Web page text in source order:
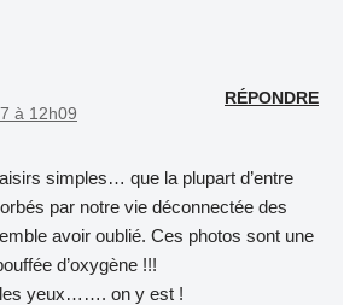
à 12h09
RÉPONDRE
simples… que la plupart d’entre
par notre vie déconnectée des
avoir oublié. Ces photos sont une
d’oxygène !!!
yeux……. on y est !